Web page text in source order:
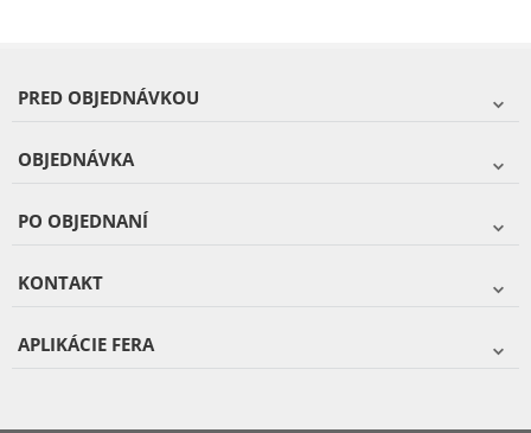
PRED OBJEDNÁVKOU
OBJEDNÁVKA
PO OBJEDNANÍ
KONTAKT
APLIKÁCIE FERA